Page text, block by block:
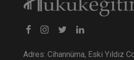
Adres: Cihannüma, Eski Yıldız